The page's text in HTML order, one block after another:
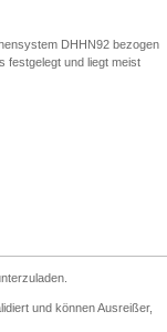
DHHN92 bezogen
festgelegt und liegt meist
und können Ausreißer,